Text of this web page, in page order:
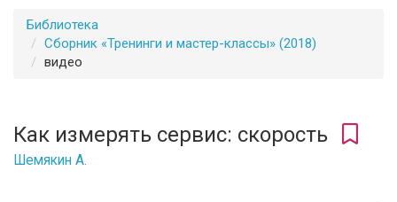
Библиотека
Сборник «Тренинги и мастер-классы» (2018)
видео
Как измерять сервис: скорость
Шемякин А.